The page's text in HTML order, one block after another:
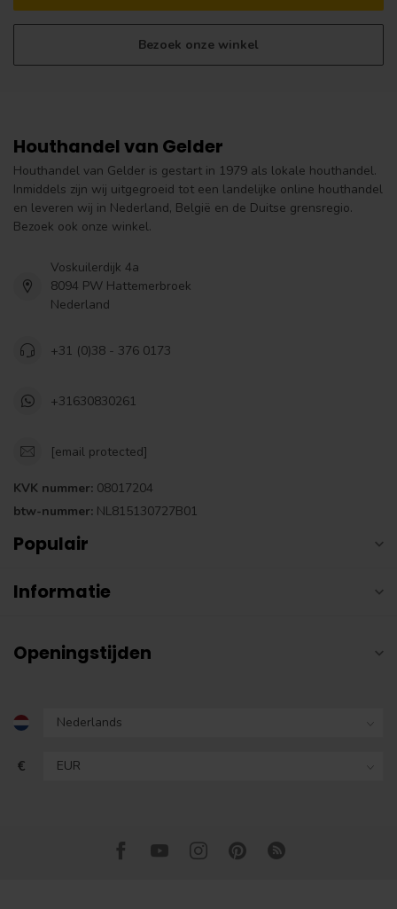
Bezoek onze winkel
Houthandel van Gelder
Houthandel van Gelder is gestart in 1979 als lokale houthandel.
Inmiddels zijn wij uitgegroeid tot een landelijke online houthandel
en leveren wij in Nederland, België en de Duitse grensregio.
Bezoek ook onze winkel.
Voskuilerdijk 4a
8094 PW Hattemerbroek
Nederland
+31 (0)38 - 376 0173
+31630830261
[email protected]
KVK nummer: 08017204
btw-nummer: NL815130727B01
Populair
Informatie
Openingstijden
€